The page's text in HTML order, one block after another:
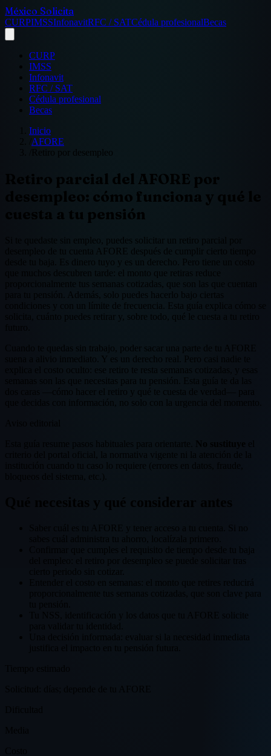
México Solicita
CURPIMSSInfonavitRFC / SATCédula profesionalBecas
CURP
IMSS
Infonavit
RFC / SAT
Cédula profesional
Becas
Inicio
AFORE
Retiro por desempleo
Retiro parcial del AFORE por
desempleo: cómo funciona y qué le
cuesta a tu pensión
Si te quedaste sin empleo, puedes solicitar un retiro parcial por
desempleo de tu cuenta AFORE después de cumplir cierto tiempo
desde tu baja. Es dinero tuyo y es un derecho. Pero tiene un costo
que muchos descubren tarde: el monto que retiras reduce
proporcionalmente tus semanas cotizadas, que son las que cuentan
para tu pensión. Además, solo puedes hacerlo bajo ciertas
condiciones y con un límite de frecuencia. Esta guía explica cómo se
solicita, cuánto puedes retirar y, sobre todo, qué le cuesta a tu retiro
Cuando te quedas sin trabajo, poder sacar una parte de tu AFORE
suena a alivio inmediato. Y es un derecho real. Pero casi nadie te
explica el costo oculto: ese retiro te resta semanas cotizadas, y esas
semanas son las que necesitas para tu pensión. Esta guía te da las
dos caras —cómo hacer el retiro y qué te cuesta de verdad— para
que decidas con información, no solo con la urgencia del momento.
Esta guía resume pasos habituales para orientarte.
criterio del portal oficial, la normativa vigente ni la atención de la
Saber cuál es tu AFORE y tener acceso a tu cuenta. Si no
Confirmar que cumples el requisito de tiempo desde tu baja
del empleo: el retiro por desempleo se puede solicitar tras
Entender el costo en semanas: el monto que retires reducirá
proporcionalmente tus semanas cotizadas, que son clave para
Tu NSS, identificación y los datos que tu AFORE solicite
Una decisión informada: evaluar si la necesidad inmediata